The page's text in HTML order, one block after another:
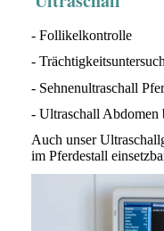
- Follikelkontrolle
-
- Sehnenultraschall
- Ultraschall Abdomen
Auch unser
im Pferdestall